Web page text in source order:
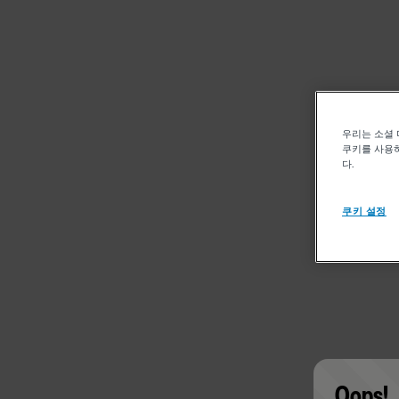
우리는 소셜
쿠키를 사용
다.
쿠키 설정